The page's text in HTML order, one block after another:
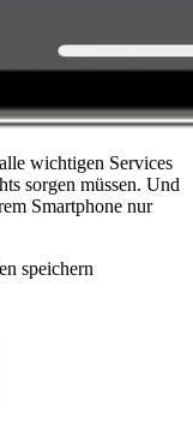
wichtigen Services
sorgen müssen. Und
Smartphone nur
speichern